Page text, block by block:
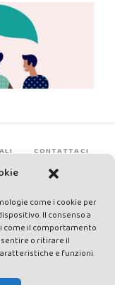
come i cookie per
Il consenso a
come il comportamento
o ritirare il
e funzioni.
CONTATTACI
di Siena con